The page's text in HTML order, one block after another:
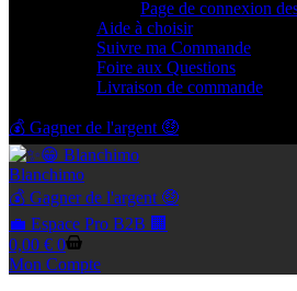
Page de connexion
Aide à choisir
Suivre ma Commande
Foire aux Questions
Livraison de commande
💰 Gagner de l'argent 🤑
Blanchimo
💰 Gagner de l'argent 🤑
💼 Espace Pro B2B 🏢
Panier
d’achat
0,00 € 0
Mon Compte